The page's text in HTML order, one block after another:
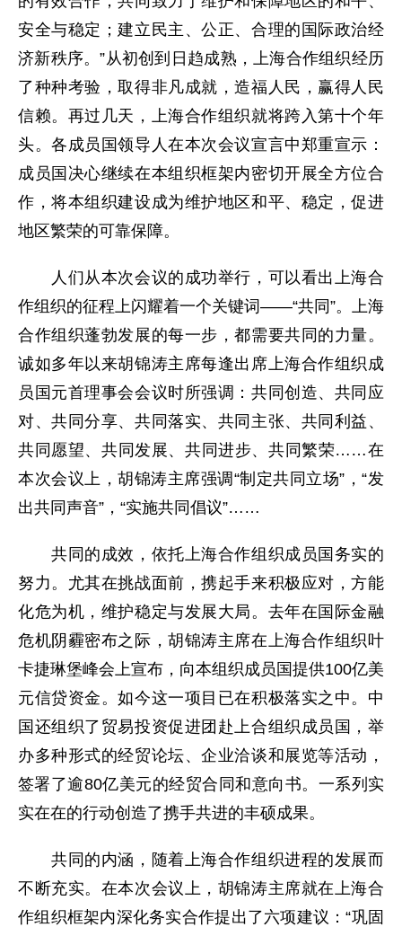
安全与稳定；建立民主、公正、合理的国际政治经
济新秩序。”从初创到日趋成熟，上海合作组织经历
了种种考验，取得非凡成就，造福人民，赢得人民
信赖。再过几天，上海合作组织就将跨入第十个年
头。各成员国领导人在本次会议宣言中郑重宣示：
成员国决心继续在本组织框架内密切开展全方位合
作，将本组织建设成为维护地区和平、稳定，促进
地区繁荣的可靠保障。
人们从本次会议的成功举行，可以看出上海合
作组织的征程上闪耀着一个关键词——“共同”。上海
合作组织蓬勃发展的每一步，都需要共同的力量。
诚如多年以来胡锦涛主席每逢出席上海合作组织成
员国元首理事会会议时所强调：共同创造、共同应
对、共同分享、共同落实、共同主张、共同利益、
共同愿望、共同发展、共同进步、共同繁荣……在
本次会议上，胡锦涛主席强调“制定共同立场”，“发
出共同声音”，“实施共同倡议”……
共同的成效，依托上海合作组织成员国务实的
努力。尤其在挑战面前，携起手来积极应对，方能
化危为机，维护稳定与发展大局。去年在国际金融
危机阴霾密布之际，胡锦涛主席在上海合作组织叶
卡捷琳堡峰会上宣布，向本组织成员国提供100亿美
元信贷资金。如今这一项目已在积极落实之中。中
国还组织了贸易投资促进团赴上合组织成员国，举
办多种形式的经贸论坛、企业洽谈和展览等活动，
签署了逾80亿美元的经贸合同和意向书。一系列实
实在在的行动创造了携手共进的丰硕成果。
共同的内涵，随着上海合作组织进程的发展而
不断充实。在本次会议上，胡锦涛主席就在上海合
作组织框架内深化务实合作提出了六项建议：“巩固